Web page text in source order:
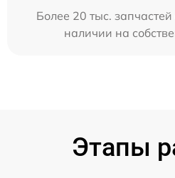
Более 20 тыс.
наличии на
Этапы